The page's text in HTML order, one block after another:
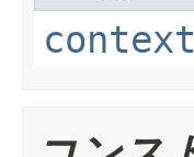
context